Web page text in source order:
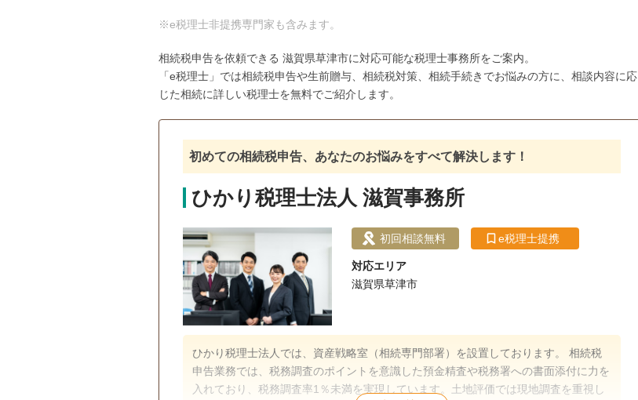
※e税理士非提携専門家も含みます。
相続税申告を依頼できる 滋賀県草津市に対応可能な税理士事務所をご案内。
「e税理士」では相続税申告や生前贈与、相続税対策、相続手続きでお悩みの方に、相談内容に応
じた相続に詳しい税理士を無料でご紹介します。
初めての相続税申告、あなたのお悩みをすべて解決します！
ひかり税理士法人 滋賀事務所
初回相談無料 e税理士提携
対応エリア
滋賀県草津市
ひかり税理士法人では、資産戦略室（相続専門部署）を設置しております。 相続税
申告業務では、税務調査のポイントを意識した預金精査や税務署への書面添付に力を
入れており、税務調査率1％未満を実現しています。土地評価では現地調査を重視し